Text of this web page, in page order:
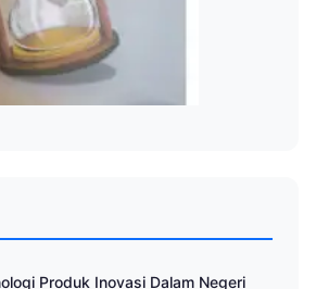
Produk Inovasi Dalam Negeri